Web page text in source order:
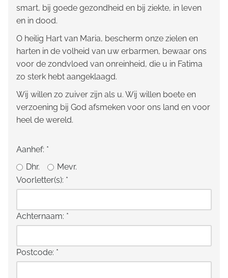
smart, bij goede gezondheid en bij ziekte, in leven
en in dood.
O heilig Hart van Maria, bescherm onze zielen en
harten in de volheid van uw erbarmen, bewaar ons
voor de zondvloed van onreinheid, die u in Fatima
zo sterk hebt aangeklaagd.
Wij willen zo zuiver zijn als u. Wij willen boete en
verzoening bij God afsmeken voor ons land en voor
heel de wereld.
Aanhef: *
Dhr.
Mevr.
Voorletter(s): *
Achternaam: *
Postcode: *